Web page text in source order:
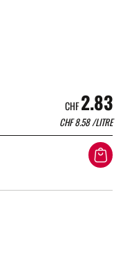
CHF2.83
CHF8.58/LITRE